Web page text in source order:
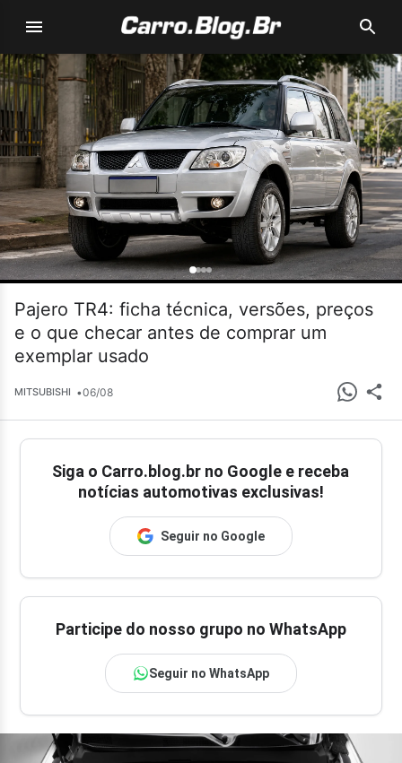
Pajero TR4: ficha técnica, versões, preços
e o que checar antes de comprar um
exemplar usado
MITSUBISHI •06/08
Siga o Carro.blog.br no Google e receba
notícias automotivas exclusivas!
Seguir no Google
Participe do nosso grupo no WhatsApp
Seguir no WhatsApp